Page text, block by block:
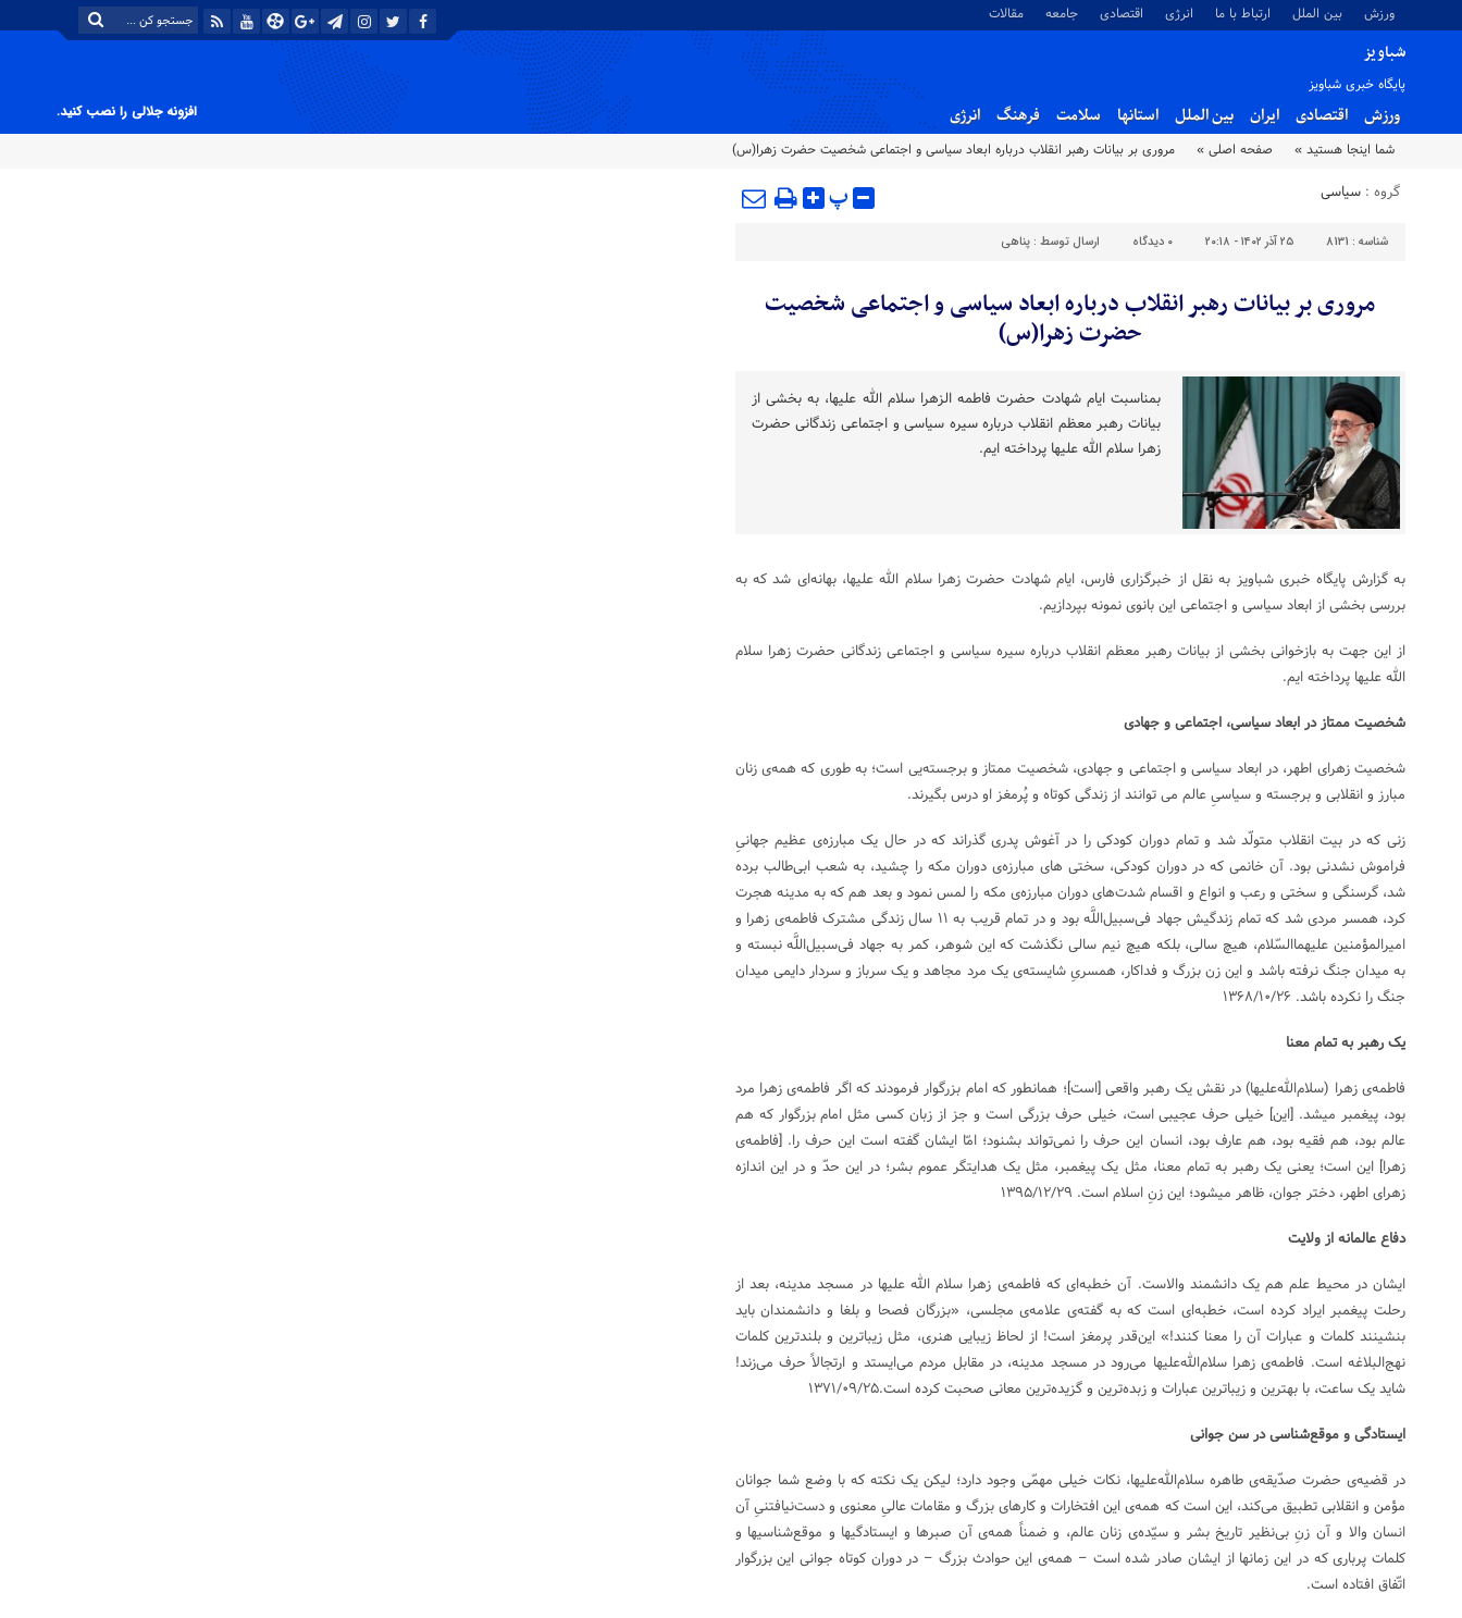
ورزش بین الملل ارتباط با ما انرژی اقتصادی جامعه مقالات
شباویز
پایگاه خبری شباویز
ورزش اقتصادی ایران بین الملل استانها سلامت فرهنگ انرژی افزونه جلالی را نصب کنید.
شما اینجا هستید » صفحه اصلی » مروری بر بیانات رهبر انقلاب درباره ابعاد سیاسی و اجتماعی شخصیت حضرت زهرا(س)
گروه : سیاسی پ
شناسه : 8131 ۲۵ آذر ۱۴۰۲ - ۲۰:۱۸ ۰ دیدگاه ارسال توسط : پناهی
مروری بر بیانات رهبر انقلاب درباره ابعاد سیاسی و اجتماعی شخصیت
حضرت زهرا(س)
بمناسبت ایام شهادت حضرت فاطمه الزهرا سلام الله علیها، به بخشی از
بیانات رهبر معظم انقلاب درباره سیره سیاسی و اجتماعی زندگانی حضرت
زهرا سلام الله علیها پرداخته‌ ایم.
به گزارش پایگاه خبری شباویز به نقل از خبرگزاری فارس، ایام شهادت حضرت زهرا سلام الله علیها، بهانه‌ای شد که به
بررسی بخشی از ابعاد سیاسی و اجتماعی این بانوی نمونه بپردازیم.
از این جهت به بازخوانی بخشی از بیانات رهبر معظم انقلاب درباره سیره سیاسی و اجتماعی زندگانی حضرت زهرا سلام
الله علیها پرداخته ایم.
شخصیت ممتاز در ابعاد سیاسی، اجتماعی و جهادی
شخصیت زهرای اطهر، در ابعاد سیاسی و اجتماعی و جهادی، شخصیت ممتاز و برجسته‌یی است؛ به طوری که همه‌ی زنان
مبارز و انقلابی و برجسته و سیاسىِ عالم می توانند از زندگی کوتاه و پُرمغز او درس بگیرند.
زنی که در بیت انقلاب متولّد شد و تمام دوران کودکی را در آغوش پدری گذراند که در حال یک مبارزه‌ی عظیم جهانىِ
فراموش نشدنی بود. آن خانمی که در دوران کودکی، سختی های مبارزه‌ی دوران مکه را چشید، به شعب ابی‌طالب برده
شد، گرسنگی و سختی و رعب و انواع و اقسام شدت‌های دوران مبارزه‌ی مکه را لمس نمود و بعد هم که به مدینه هجرت
کرد، همسر مردی شد که تمام زندگیش جهاد فی‌سبیل‌اللَّه بود و در تمام قریب به ۱۱ سال زندگی مشترک فاطمه‌ی زهرا و
امیرالمؤمنین علیهماالسّلام، هیچ سالی، بلکه هیچ نیم سالی نگذشت که این شوهر، کمر به جهاد فی‌سبیل‌اللَّه نبسته و
به میدان جنگ نرفته باشد و این زن بزرگ و فداکار، همسرىِ شایسته‌ی یک مرد مجاهد و یک سرباز و سردار دایمی میدان
جنگ را نکرده باشد. ۱۳۶۸/۱۰/۲۶
یک رهبر به تمام معنا
فاطمه‌ی زهرا (سلام‌الله‌علیها) در نقش یک رهبر واقعی [است]؛ همان­طور که امام بزرگوار فرمودند که اگر فاطمه‌ی زهرا مرد
بود، پیغمبر میشد. [این] خیلی حرف عجیبی است، خیلی حرف بزرگی است و جز از زبان کسی مثل امام بزرگوار که هم
عالم بود، هم فقیه بود، هم عارف بود، انسان این حرف را نمی‌تواند بشنود؛ امّا ایشان گفته است این حرف را. [فاطمه­‌ی
زهرا] این است؛ یعنی یک رهبر به تمام معنا، مثل یک پیغمبر، مثل یک هدایتگر عموم بشر؛ در این حدّ و در این اندازه
زهرای اطهر، دختر جوان، ظاهر میشود؛ این زنِ اسلام است. ۱۳۹۵/۱۲/۲۹
دفاع عالمانه از ولایت
ایشان در محیط علم هم یک دانشمند والاست. آن خطبه‌ای که فاطمه‌ی زهرا سلام الله علیها در مسجد مدینه، بعد از
رحلت پیغمبر ایراد کرده است، خطبه‌ای است که به گفته‌ی علامه‌ی مجلسی، «بزرگان فصحا و بلغا و دانشمندان باید
بنشینند کلمات و عبارات آن را معنا کنند!» این‌قدر پرمغز است! از لحاظ زیبایی هنری، مثل زیباترین و بلندترین کلمات
نهج‌البلاغه است. فاطمه‌ی زهرا سلام‌الله‌علیها می‌رود در مسجد مدینه، در مقابل مردم می‌ایستد و ارتجالاً حرف می‌زند!
شاید یک ساعت، با بهترین و زیباترین عبارات و زبده‌ترین و گزیده‌ترین معانی صحبت کرده است.۱۳۷۱/۰۹/۲۵
ایستادگی و موقع‌شناسی در سن جوانی
در قضیه‌ی حضرت صدّیقه‌ی طاهره سلام‌الله‌علیها، نکات خیلی مهمّی وجود دارد؛ لیکن یک نکته که با وضع شما جوانان
مؤمن و انقلابی تطبیق می‌کند، این است که همه‌ی این افتخارات و کارهای بزرگ و مقامات عالیِ معنوی و دست‌نیافتنیِ آن
انسان والا و آن زنِ بی‌نظیر تاریخ بشر و سیّده‌ی زنان عالم، و ضمناً همه‌ی آن صبرها و ایستادگیها و موقع‌شناسیها و
کلمات پرباری که در این زمانها از ایشان صادر شده است – همه‌ی این حوادث بزرگ – در دوران کوتاه جوانی این بزرگوار
اتّفاق افتاده است.